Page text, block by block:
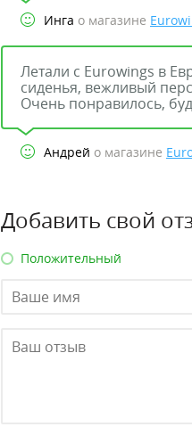
Инга о магазине
Летали с Eurowings в
сиденья, вежливый
Очень понравилось,
Андрей о магазине
Добавить свой
Положительный